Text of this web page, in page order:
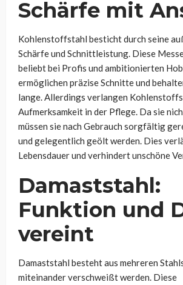
Schärfe mit
Kohlenstoffstahl besticht durch seine
Schärfe und Schnittleistung. Diese
beliebt bei Profis und ambitionierten
ermöglichen präzise Schnitte und
lange. Allerdings verlangen
Aufmerksamkeit in der Pflege. Da sie
müssen sie nach Gebrauch sorgfältig
und gelegentlich geölt werden. Dies
Lebensdauer und verhindert unschöne
Damaststahl:
Funktion und
vereint
Damaststahl besteht aus mehreren
miteinander verschweißt werden. Diese